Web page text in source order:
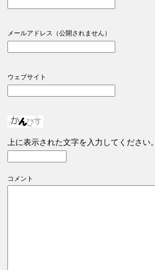
メールアドレス（公開されません）
ウェブサイト
上に表示された文字を入力してください。
コメント